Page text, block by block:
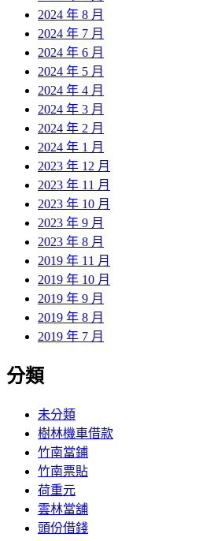
2024 年 8 月
2024 年 7 月
2024 年 6 月
2024 年 5 月
2024 年 4 月
2024 年 3 月
2024 年 2 月
2024 年 1 月
2023 年 12 月
2023 年 11 月
2023 年 10 月
2023 年 9 月
2023 年 8 月
2019 年 11 月
2019 年 10 月
2019 年 9 月
2019 年 8 月
2019 年 7 月
分類
未分類
樹林機車借款
竹南當鋪
竹南票貼
荷重元
雲林當舖
頭份借錢